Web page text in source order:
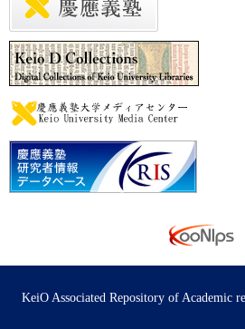
KeiO Associated Repository of Academic